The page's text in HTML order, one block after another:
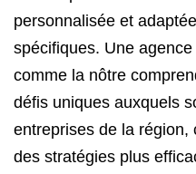
personnalisée et
spécifiques. Une
comme la nôtre
défis uniques auxquels
entreprises de la région,
des stratégies plus